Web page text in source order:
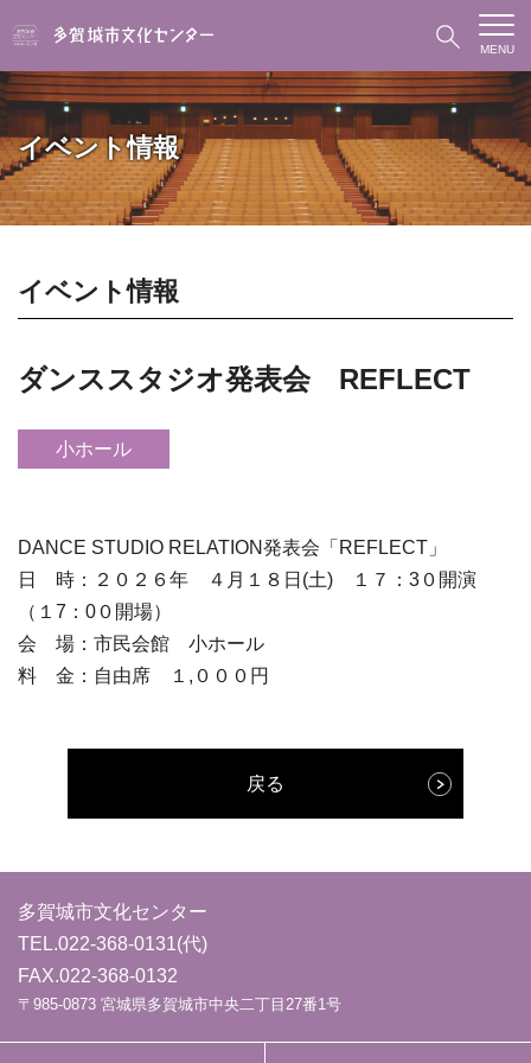
MENU
イベント情報
イベント情報
ダンススタジオ発表会 REFLECT
小ホール
DANCE STUDIO RELATION発表会「REFLECT」
日 時：２０２６年 ４月１８日(土) １７：3０開演
（１7：0０開場）
会 場：市民会館 小ホール
料 金：自由席 １,０００円
戻る
多賀城市文化センター
TEL.022-368-0131(代)
FAX.022-368-0132
〒985-0873 宮城県多賀城市中央二丁目27番1号